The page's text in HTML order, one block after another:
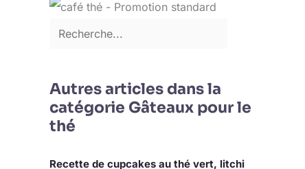
Autres articles dans la
catégorie Gâteaux pour le
thé
Recette de cupcakes au thé vert, litchi